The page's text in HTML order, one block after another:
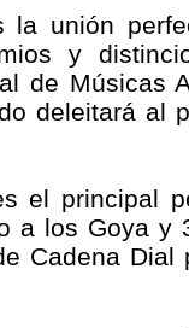
la unión
y
de Músicas
deleitará al
el principal
a los Goya
Cadena